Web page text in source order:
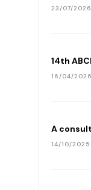
23/07/2026
14th
16/04/2026
A
14/10/2025